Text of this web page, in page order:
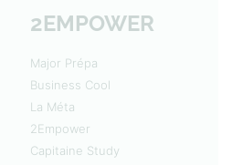
2EMPOWER
Major Prépa
Business Cool
La Méta
2Empower
Capitaine Study